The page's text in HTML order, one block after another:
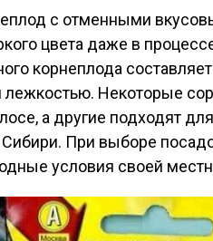
с отменными
цвета даже в
корнеплода
лежкостью. Некоторые
а другие подходят для
При выборе
условия своей